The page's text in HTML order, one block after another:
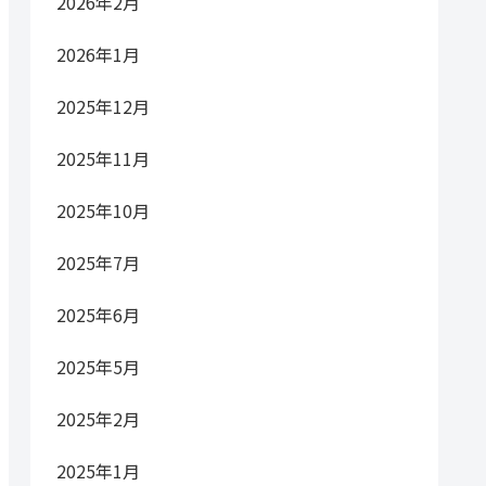
2026年1月
2025年12月
2025年11月
2025年10月
2025年7月
2025年6月
2025年5月
2025年2月
2025年1月